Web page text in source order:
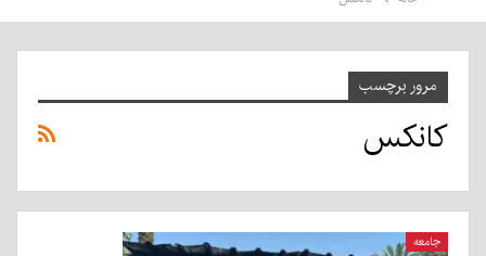
مرور برچسب
کانکس
جامعه